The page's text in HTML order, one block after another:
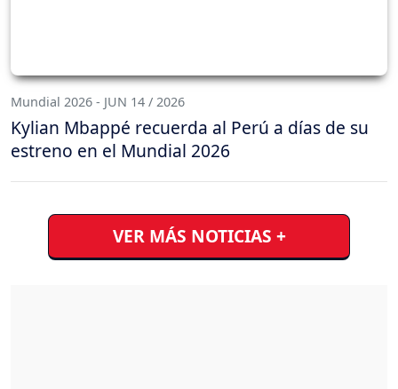
Mundial 2026 - JUN 14 / 2026
Kylian Mbappé recuerda al Perú a días de su
estreno en el Mundial 2026
VER MÁS NOTICIAS +